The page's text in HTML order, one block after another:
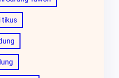
tikus